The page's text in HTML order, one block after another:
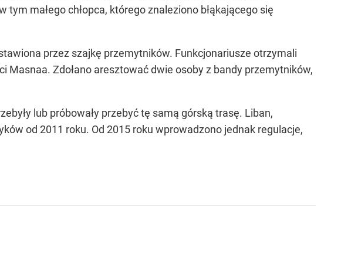
małego chłopca, którego znaleziono błąkającego się
przez szajkę przemytników. Funkcjonariusze otrzymali
Zdołano aresztować dwie osoby z bandy przemytników,
lub próbowały przebyć tę samą górską trasę. Liban,
od 2011 roku. Od 2015 roku wprowadzono jednak regulacje,